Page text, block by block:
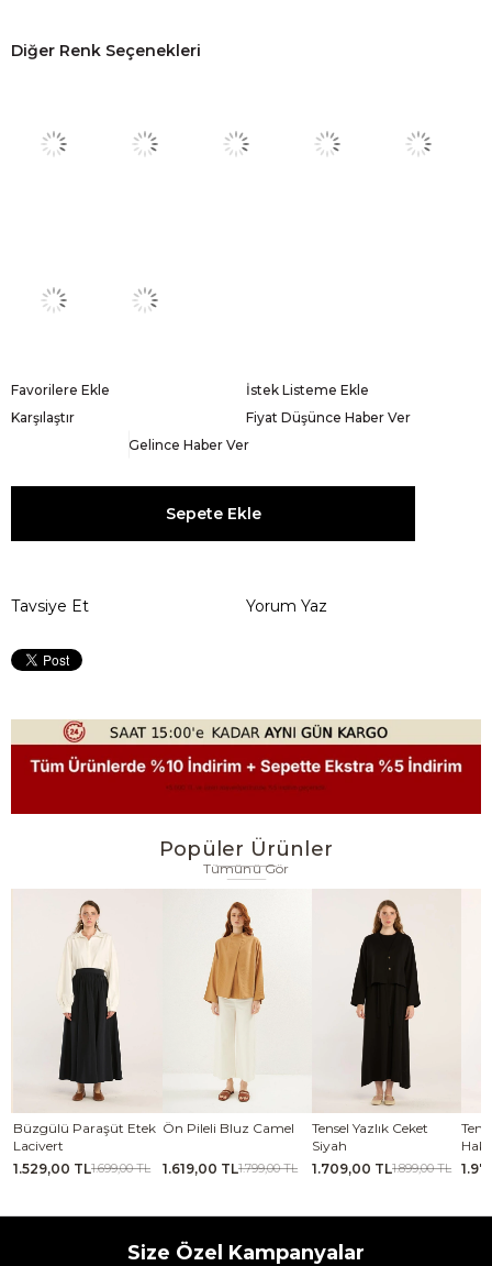
Diğer Renk Seçenekleri
Favorilere Ekle
İstek Listeme Ekle
Karşılaştır
Fiyat Düşünce Haber Ver
Gelince Haber Ver
Tavsiye Et Yorum Yaz
Popüler Ürünler
Tümünü Gör
Paraşüt Etek
TL1.699,00 TL
Ön Pileli Bluz Camel
1.619,00 TL1.799,00 TL
Tensel Yazlık Ceket
1.709,00 TL1.899,00 TL
Tensel Jile
1.979,00 TL
Size Özel Kampanyalar